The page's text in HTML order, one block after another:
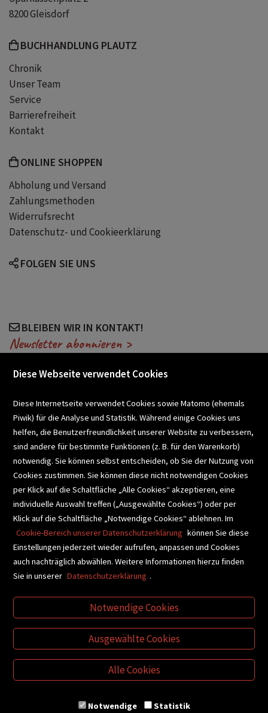
8200 Gleisdorf
BUCHHANDLUNG PLAUTZ
Chronik
Unser Team
Service
Barrierefreiheit
Kontakt
ONLINE SHOPPEN
Abholung und Versand
Zahlungsmethoden
Widerrufsrecht
Datenschutz- und Cookieerklärung
FOLGEN SIE UNS
BLEIBEN WIR IN KONTAKT!
Newsletter abonnieren >
SCHULBUCHSERVICE
BUCHEMPFEHLUNGEN
BIBLIOTHEKSSERVICE
VIDEO-TIPPS
VERTRAG WIDERRUFEN
© Buchhandlung Plautz GmbH
Diese Webseite verwendet Cookies
Diese Internetseite verwendet Cookies sowie Matomo (ehemals
Piwik) für die Analyse und Statistik. Während einige Cookies uns
helfen, die Benutzerfreundlichkeit unserer Website zu verbessern,
sind andere für bestimmte Funktionen (z. B. für den Warenkorb)
notwendig. Sie können selbst entscheiden, ob Sie der Nutzung von
Cookies zustimmen. Sie können diese nicht notwendigen Cookies
per Klick auf die Schaltfläche „Alle Cookies“ akzeptieren, eine
individuelle Auswahl treffen („Ausgewählte Cookies“) oder per
Klick auf die Schaltfläche „Notwendige Cookies“ ablehnen. Im
Cookie-Bereich unserer Datenschutzerklärung können Sie diese
Einstellungen jederzeit wieder aufrufen, anpassen und Cookies
auch nachträglich abwählen. Weitere Informationen hierzu finden
Sie in unserer Datenschutzerklärung .
Notwendige Cookies
Ausgewählte Cookies
Alle Cookies
Notwendige Statistik